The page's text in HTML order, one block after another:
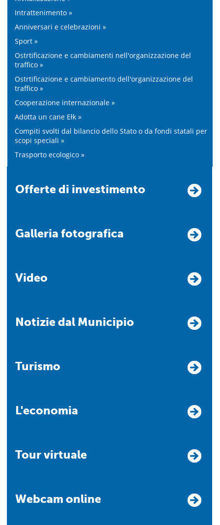
Intrattenimento »
Anniversari e celebrazioni »
Sport »
Ostrtificazione e cambiamenti nell'organizzazione del
traffico »
Ostrtificazione e cambiamento dell'organizzazione del
traffico »
Cooperazione internazionale »
Adotta un cane Ełk »
Compiti svolti dal bilancio dello Stato o da fondi statali per
scopi speciali »
Trasporto ecologico »
Offerte di investimento
Galleria fotografica
Video
Notizie dal Municipio
Turismo
L'economia
Tour virtuale
Webcam online